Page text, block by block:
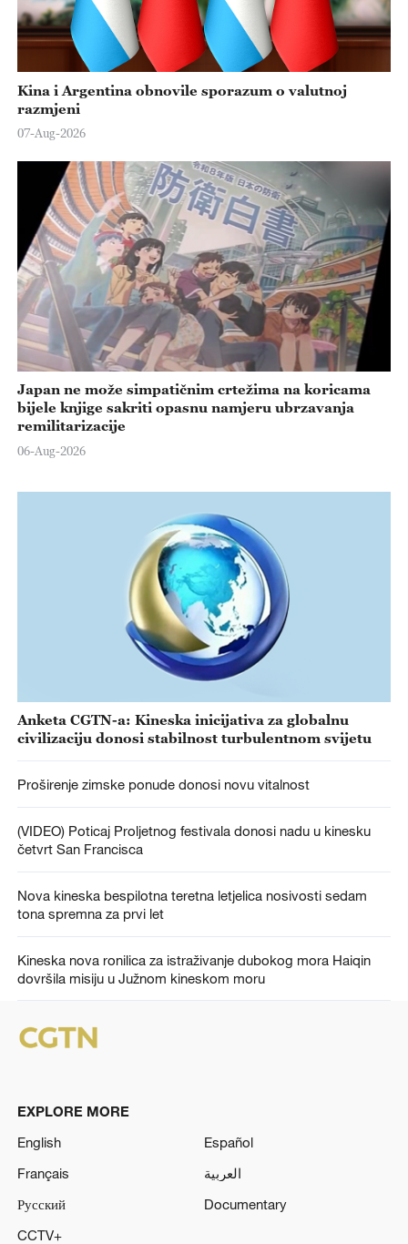
Kina i Argentina obnovile sporazum o valutnoj
razmjeni
07-Aug-2026
Japan ne može simpatičnim crtežima na koricama
bijele knjige sakriti opasnu namjeru ubrzavanja
remilitarizacije
06-Aug-2026
Anketa CGTN-a: Kineska inicijativa za globalnu
civilizaciju donosi stabilnost turbulentnom svijetu
Proširenje zimske ponude donosi novu vitalnost
(VIDEO) Poticaj Proljetnog festivala donosi nadu u kinesku
četvrt San Francisca
Nova kineska bespilotna teretna letjelica nosivosti sedam
tona spremna za prvi let
Kineska nova ronilica za istraživanje dubokog mora Haiqin
dovršila misiju u Južnom kineskom moru
EXPLORE MORE
English
Español
Français
العربية
Русский
Documentary
CCTV+